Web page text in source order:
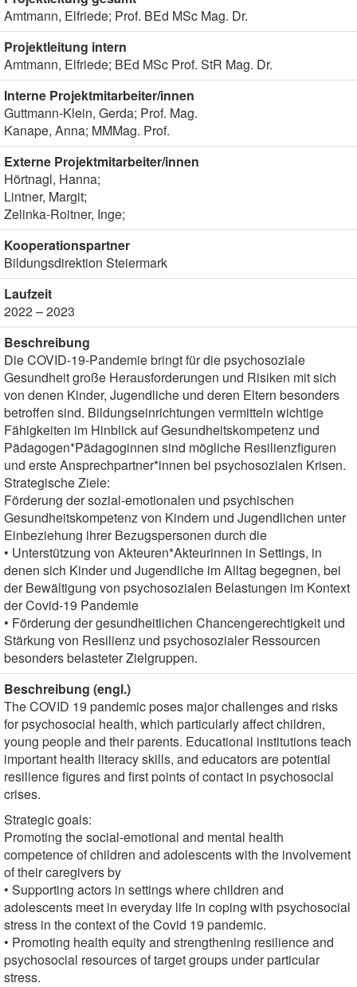
Amtmann, Elfriede; Prof. BEd MSc Mag. Dr.
Projektleitung intern
Amtmann, Elfriede; BEd MSc Prof. StR Mag. Dr.
Interne Projektmitarbeiter/innen
Guttmann-Klein, Gerda; Prof. Mag.
Kanape, Anna; MMMag. Prof.
Externe Projektmitarbeiter/innen
Hörtnagl, Hanna;
Lintner, Margit;
Zelinka-Roitner, Inge;
Kooperationspartner
Bildungsdirektion Steiermark
Laufzeit
2022 – 2023
Beschreibung
Die COVID-19-Pandemie bringt für die psychosoziale
Gesundheit große Herausforderungen und Risiken mit sich
von denen Kinder, Jugendliche und deren Eltern besonders
betroffen sind. Bildungseinrichtungen vermitteln wichtige
Fähigkeiten im Hinblick auf Gesundheitskompetenz und
Pädagogen*Pädagoginnen sind mögliche Resilienzfiguren
und erste Ansprechpartner*innen bei psychosozialen Krisen.
Strategische Ziele:
Förderung der sozial-emotionalen und psychischen
Gesundheitskompetenz von Kindern und Jugendlichen unter
Einbeziehung ihrer Bezugspersonen durch die
• Unterstützung von Akteuren*Akteurinnen in Settings, in
denen sich Kinder und Jugendliche im Alltag begegnen, bei
der Bewältigung von psychosozialen Belastungen im Kontext
der Covid-19 Pandemie
• Förderung der gesundheitlichen Chancengerechtigkeit und
Stärkung von Resilienz und psychosozialer Ressourcen
besonders belasteter Zielgruppen.
Beschreibung (engl.)
The COVID 19 pandemic poses major challenges and risks
for psychosocial health, which particularly affect children,
young people and their parents. Educational institutions teach
important health literacy skills, and educators are potential
resilience figures and first points of contact in psychosocial
crises.
Strategic goals:
Promoting the social-emotional and mental health
competence of children and adolescents with the involvement
of their caregivers by
• Supporting actors in settings where children and
adolescents meet in everyday life in coping with psychosocial
stress in the context of the Covid 19 pandemic.
• Promoting health equity and strengthening resilience and
psychosocial resources of target groups under particular
stress.